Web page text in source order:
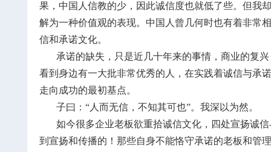
果，中国人信教的少，因此诚信度也就低了些。但我
解为一种价值观的表现。中国人曾几何时也有着非常
信和承诺文化。
承诺的缺失，只是近几十年来的事情，商业的复兴
看到身边有一大批非常优秀的人，在实践着诚信与承
走向成功的最初基点。
子曰：“人而无信，不知其可也”。我深以为然。
如今很多企业老板欲重拾诚信文化，四处宣扬诚信
到宣扬和传播的！那些自身不能恪守承诺的老板和管